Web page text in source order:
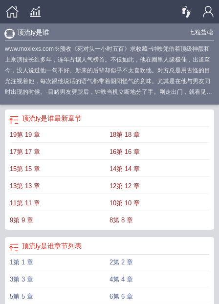
七粒盐/著
顶流ly是谁
www.moxiexs.com※预收《死对头一小时五百》求收藏~钟昳凭借着顶级神颜和
上乘演技长红多年，连年占据人气榜首。不仅如此，他在圈里人缘极佳，出道至
今，没人说过他一句不好。新来的后辈却似乎不太喜欢他。对方总是用古怪的目
光注视着他，每次跟他说话的语气都带着阴阳怪气的意味。尤其是在他与男友同
时出现的时候。-目睹男友劈腿后，钟昳当机立断地分了手。刚走出门，就看见某
型，低着头用手机搜索“前辈刚分手能追吗”。看见钟昳来了，封羽连忙收起手机，
神态自若地跟他打招呼：“好巧，晚上好啊哥。”钟昳：“……？”-封羽年纪轻轻就凭
借着惊人的天赋以及独特的嗓音迅速走红，一跃成为乐坛顶流。他桀骜、张狂、
样，他与钟昳的公布恋情时，有不少网友赌他们什么时候分手。【恋爱？他这狗
脾气谈得明白吗】【这都能谈上？哥不会在做慈善吧】【赌五毛，不出三个月必
视频流传出来。视频里，封羽牢牢地圈住钟昳的腰，脸埋在钟昳的颈窝里一通乱
蹭，嘴上还要抱怨：“哥我有时候真有点讨厌你。”钟昳站着没动，挑了挑眉：“讨
谁啊？这还是我认识的封羽吗？？？】【不是说高冷拽哥吗？怎么这么黏
糊！！！】——原来是这么谈上的啊？这恋爱就该他谈！！！——————1.不
追星，所有角色无原型2.受有一个炮灰前男友，正常交往但没do过***预收《死对
头一小时五百》***文案：小少爷祁笙含着金汤匙出生，是个十足的纨绔，钱多娇
气脾气坏，早早地就被爸妈送到国外去留学。他在国外依然是要风得风要雨得
雨，日子过得怎一个爽字了得。 唯一不爽的事就是他非常讨厌路骁。 祁
说路骁家里早断供了，现在他一天得打十份工。祁笙不屑一顾，心想穷鬼出来留
顶流ly是谁最新章节
19第 19 章 18第 18 章
17第 17 章 16第 16 章
15第 15 章 14第 14 章
13第 13 章 12第 12 章
11第 11 章 10第 10 章
9第 9 章 8第 8 章
顶流ly是谁章节列表
1第 1 章 2第 2 章
3第 3 章 4第 4 章
5第 5 章 6第 6 章